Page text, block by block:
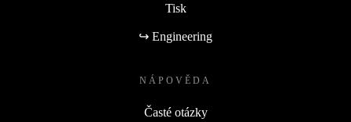
Tisk
↪ Engineering
NÁPOVĚDA
Časté otázky